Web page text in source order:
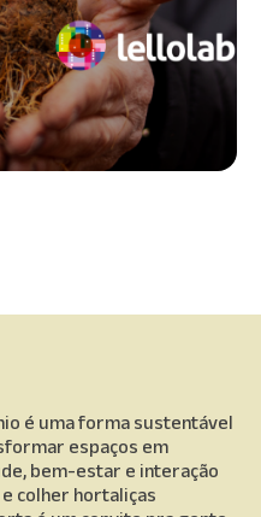
é uma forma sustentável
espaços em
bem-estar e interação
colher hortaliças